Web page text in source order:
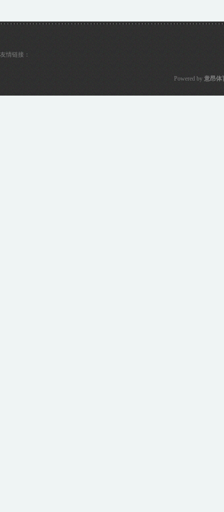
友情链接：
Powered by 意昂体